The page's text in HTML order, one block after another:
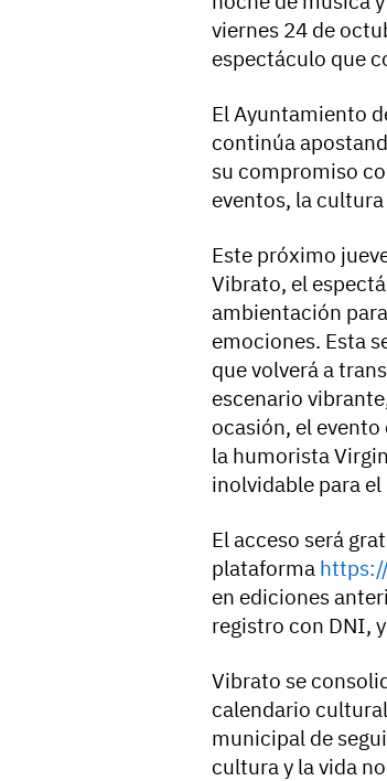
viernes 24 de
espectáculo que
El Ayuntamiento
continúa
su compromiso
eventos, la
Este próximo
Vibrato, el
ambientación
emociones. Esta
que volverá a
escenario
ocasión, el
la humorista
inolvidable para
El acceso será
plataforma
en ediciones
registro con DNI,
Vibrato se
calendario
municipal de
cultura y la vida